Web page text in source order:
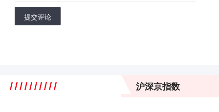
提交评论
沪深京指数